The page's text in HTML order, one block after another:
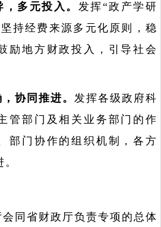
，多元投入。 发挥“政产学研
持经费来源多元化原则，稳
励地方财政投入，引导社会
协同推进。 发挥各级政府科
管部门及相关业务部门的作
部门协作的组织机制，各方
会同省财政厅负责专项的总体